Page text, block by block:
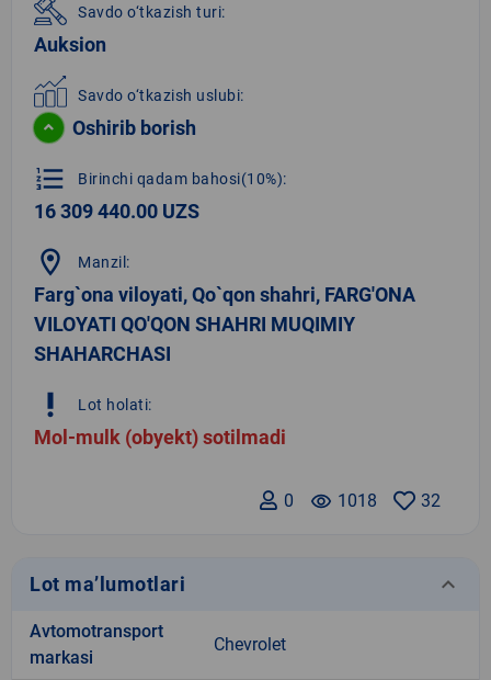
Savdo o‘tkazish turi:
Auksion
Savdo o‘tkazish uslubi:
Oshirib borish
format_list_numbered Birinchi qadam bahosi(10%):
16 309 440.00 UZS
location_on Manzil:
Farg`ona viloyati, Qo`qon shahri, FARG'ONA
VILOYATI QO'QON SHAHRI MUQIMIY
SHAHARCHASI
priority_high Lot holati:
Mol-mulk (obyekt) sotilmadi
32
remove_red_eye 1018
0
Lot ma’lumotlari keyboard_arrow_down
Avtomotransport
markasi
Chevrolet